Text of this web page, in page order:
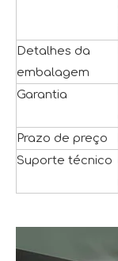
Detalhes da
embalagem
Garantia
Prazo de preço
Suporte técnico